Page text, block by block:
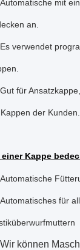
Automatische mit
an.
Es verwendet
Gut für
der Kunden.
einer Kappe
Automatische
Automatisches für
Wir können